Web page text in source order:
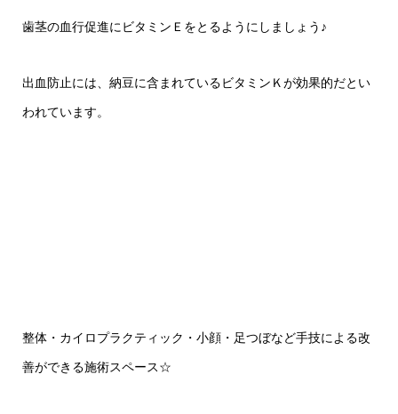
歯茎の血行促進にビタミンＥをとるようにしましょう♪
出血防止には、納豆に含まれているビタミンＫが効果的だとい
われています。
整体・カイロプラクティック・小顔・足つぼなど手技による改
善ができる施術スペース☆